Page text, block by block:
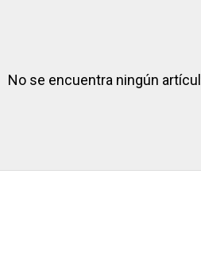
No se encuentra ningún